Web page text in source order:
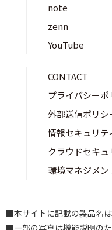
note
zenn
YouTube
CONTACT
プライバシーポ
外部送信ポリシ
情報セキュリテ
クラウドセキ
環境マネジメン
■本サイトに記載の製品名は
■一部の写真は機能説明の